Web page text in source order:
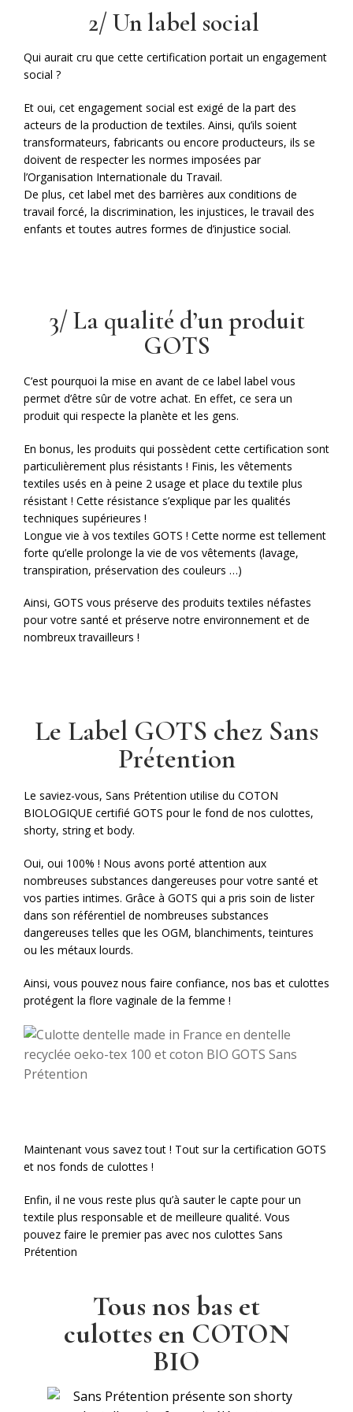
2/ Un label social
Qui aurait cru que cette certification portait un engagement
social ?
Et oui, cet engagement social est exigé de la part des
acteurs de la production de textiles. Ainsi, qu’ils soient
transformateurs, fabricants ou encore producteurs, ils se
doivent de respecter les normes imposées par
l’Organisation Internationale du Travail.
De plus, cet label met des barrières aux conditions de
travail forcé, la discrimination, les injustices, le travail des
enfants et toutes autres formes de d’injustice social.
3/ La qualité d’un produit
GOTS
C’est pourquoi la mise en avant de ce label label vous
permet d’être sûr de votre achat. En effet, ce sera un
produit qui respecte la planète et les gens.
En bonus, les produits qui possèdent cette certification sont
particulièrement plus résistants ! Finis, les vêtements
textiles usés en à peine 2 usage et place du textile plus
résistant ! Cette résistance s’explique par les qualités
techniques supérieures !
Longue vie à vos textiles GOTS ! Cette norme est tellement
forte qu’elle prolonge la vie de vos vêtements (lavage,
transpiration, préservation des couleurs …)
Ainsi, GOTS vous préserve des produits textiles néfastes
pour votre santé et préserve notre environnement et de
nombreux travailleurs !
Le Label GOTS chez Sans
Prétention
Le saviez-vous, Sans Prétention utilise du COTON
BIOLOGIQUE certifié GOTS pour le fond de nos culottes,
shorty, string et body.
Oui, oui 100% ! Nous avons porté attention aux
nombreuses substances dangereuses pour votre santé et
vos parties intimes. Grâce à GOTS qui a pris soin de lister
dans son référentiel de nombreuses substances
dangereuses telles que les OGM, blanchiments, teintures
ou les métaux lourds.
Ainsi, vous pouvez nous faire confiance, nos bas et culottes
protégent la flore vaginale de la femme !
Maintenant vous savez tout ! Tout sur la certification GOTS
et nos fonds de culottes !
Enfin, il ne vous reste plus qu’à sauter le capte pour un
textile plus responsable et de meilleure qualité. Vous
pouvez faire le premier pas avec nos culottes Sans
Prétention
Tous nos bas et
culottes en COTON
BIO